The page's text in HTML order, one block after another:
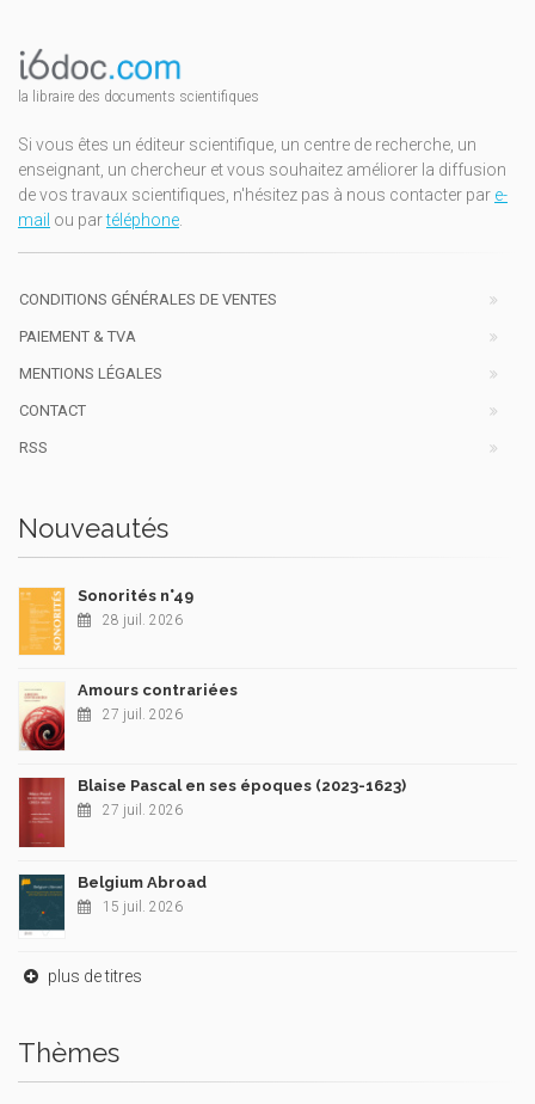
la libraire des documents scientifiques
Si vous êtes un éditeur scientifique, un centre de recherche, un
enseignant, un chercheur et vous souhaitez améliorer la diffusion
de vos travaux scientifiques, n'hésitez pas à nous contacter par e-
mail ou partéléphone
CONDITIONS GÉNÉRALES DE VENTES
PAIEMENT & TVA
MENTIONS LÉGALES
CONTACT
RSS
Nouveautés
Sonorités n°49
28 juil. 2026
Amours contrariées
27 juil. 2026
Blaise Pascal en ses époques (2023-1623)
27 juil. 2026
Belgium Abroad
15 juil. 2026
plus de titres
Thèmes